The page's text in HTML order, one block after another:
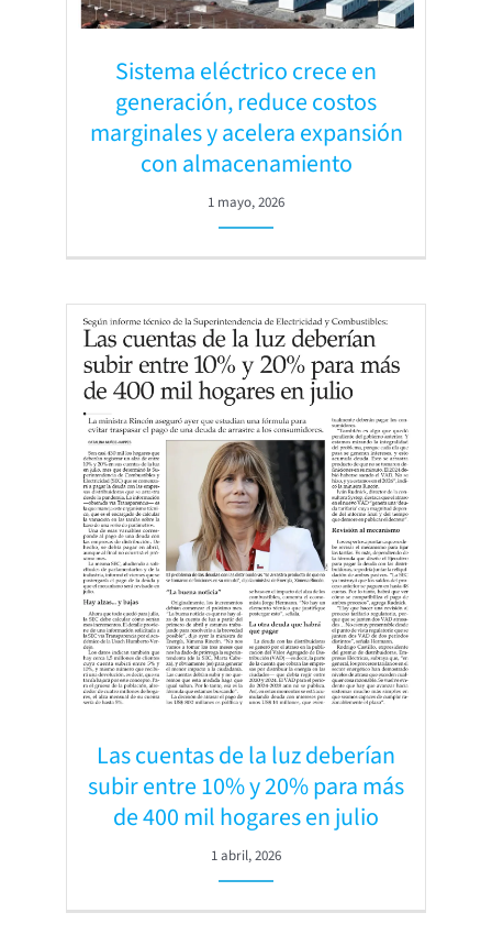
Sistema eléctrico crece en
generación, reduce costos
marginales y acelera expansión
con almacenamiento
1 mayo, 2026
Las cuentas de la luz deberían
subir entre 10% y 20% para más
de 400 mil hogares en julio
1 abril, 2026